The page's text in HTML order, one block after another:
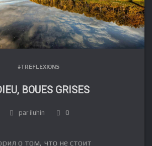
#TRÉFLEXIONS
BOUES GRISES
par iluhin 0
о том, что не стоит